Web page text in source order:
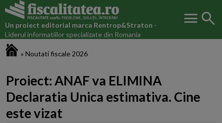
Un proiect editorial marca Rentrop&Straton -
Liderul informatiilor specializate din Romania
menu search
» Noutati fiscale 2026
Proiect: ANAF va ELIMINA
Declaratia Unica estimativa. Cine
este vizat